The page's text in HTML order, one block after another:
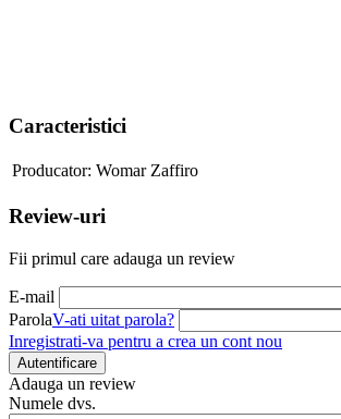
Caracteristici
Producator: Womar Zaffiro
Review-uri
Fii primul care adauga un review
E-mail
ParolaV-ati uitat parola?
Inregistrati-va pentru a crea un cont nou
Autentificare
Adauga un review
Numele dvs.